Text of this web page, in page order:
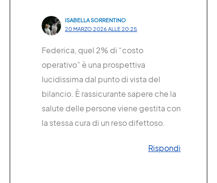
ISABELLA SORRENTINO
20 MARZO 2026 ALLE 20:25
Federica, quel 2% di “costo
operativo” è una prospettiva
lucidissima dal punto di vista del
bilancio. È rassicurante sapere che la
salute delle persone viene gestita con
la stessa cura di un reso difettoso.
Rispondi